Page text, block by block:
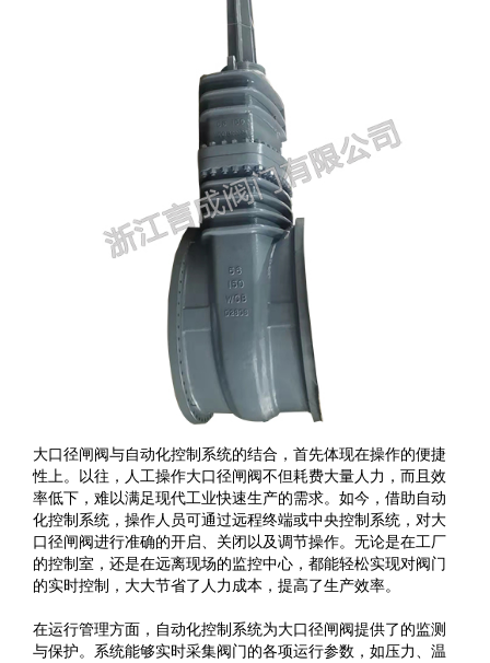
大口径闸阀与自动化控制系统的结合，首先体现在操作的便捷
性上。以往，人工操作大口径闸阀不但耗费大量人力，而且效
率低下，难以满足现代工业快速生产的需求。如今，借助自动
化控制系统，操作人员可通过远程终端或中央控制系统，对大
口径闸阀进行准确的开启、关闭以及调节操作。无论是在工厂
的控制室，还是在远离现场的监控中心，都能轻松实现对阀门
的实时控制，大大节省了人力成本，提高了生产效率。
在运行管理方面，自动化控制系统为大口径闸阀提供了的监测
与保护。系统能够实时采集阀门的各项运行参数，如压力、温